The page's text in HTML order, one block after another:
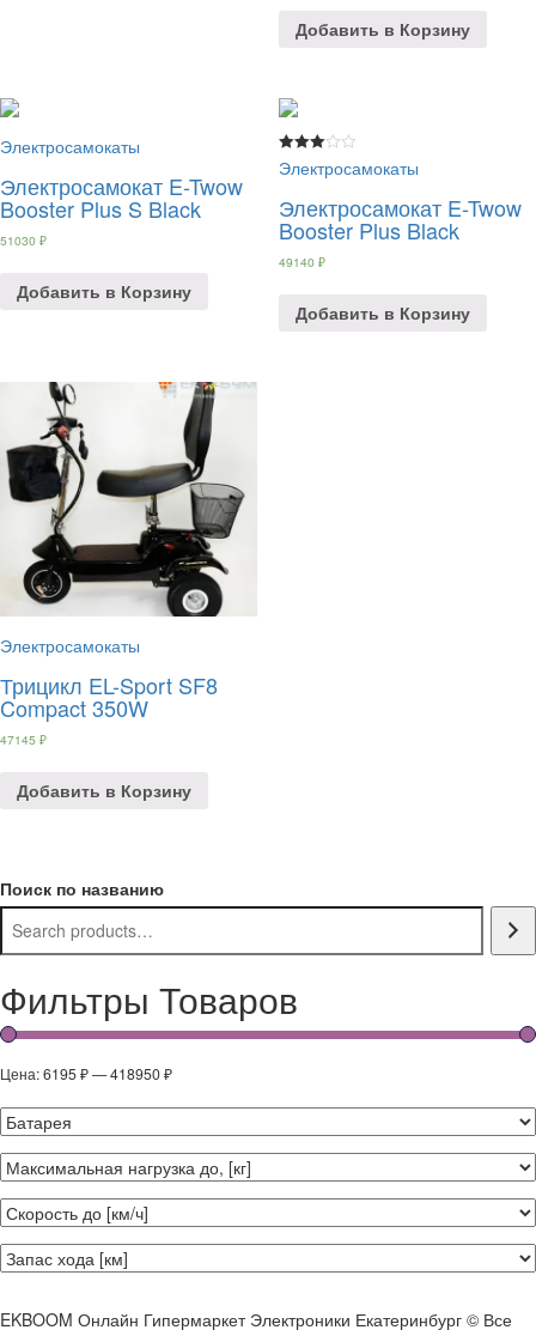
Добавить в Корзину
Электросамокаты
Электросамокат E-Twow
Booster Plus S Black
51030 ₽
Добавить в Корзину
Rated
3.00
Электросамокаты
Электросамокат E-Twow
Booster Plus Black
49140 ₽
Добавить в Корзину
Электросамокаты
Трицикл EL-Sport SF8
Compact 350W
47145 ₽
Добавить в Корзину
Поиск по названию
Фильтры Товаров
Цена:6195 ₽—418950 ₽
EKBOOM Онлайн Гипермаркет Электроники Екатеринбург © Все